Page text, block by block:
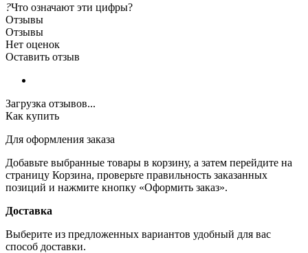
?Что означают эти цифры?
Отзывы
Отзывы
Нет оценок
Оставить отзыв
Загрузка отзывов...
Как купить
Для оформления заказа
Добавьте выбранные товары в корзину, а затем перейдите на
страницу Корзина, проверьте правильность заказанных
позиций и нажмите кнопку «Оформить заказ».
Доставка
Выберите из предложенных вариантов удобный для вас
способ доставки.